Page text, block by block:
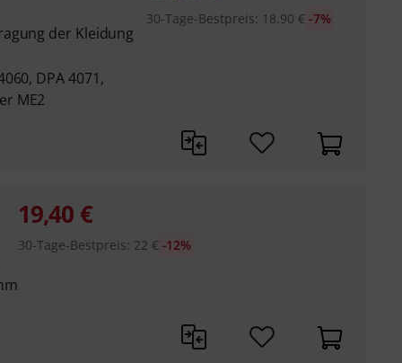
der Kleidung
DPA 4071,
ME2
30-Tage-Bestpreis: 18,90 € -7%
19,40 €
30-Tage-Bestpreis: 22 € -12%